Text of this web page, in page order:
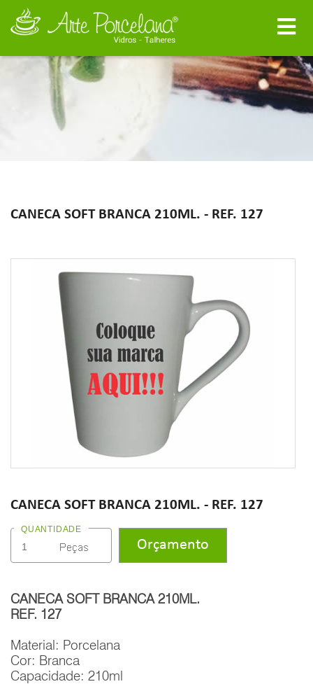
CANECA SOFT BRANCA 210ML. - REF. 127
CANECA SOFT BRANCA 210ML. - REF. 127
QUANTIDADE
CANECA SOFT BRANCA 210ML.
REF. 127
Material: Porcelana
Cor: Branca
Capacidade: 210ml